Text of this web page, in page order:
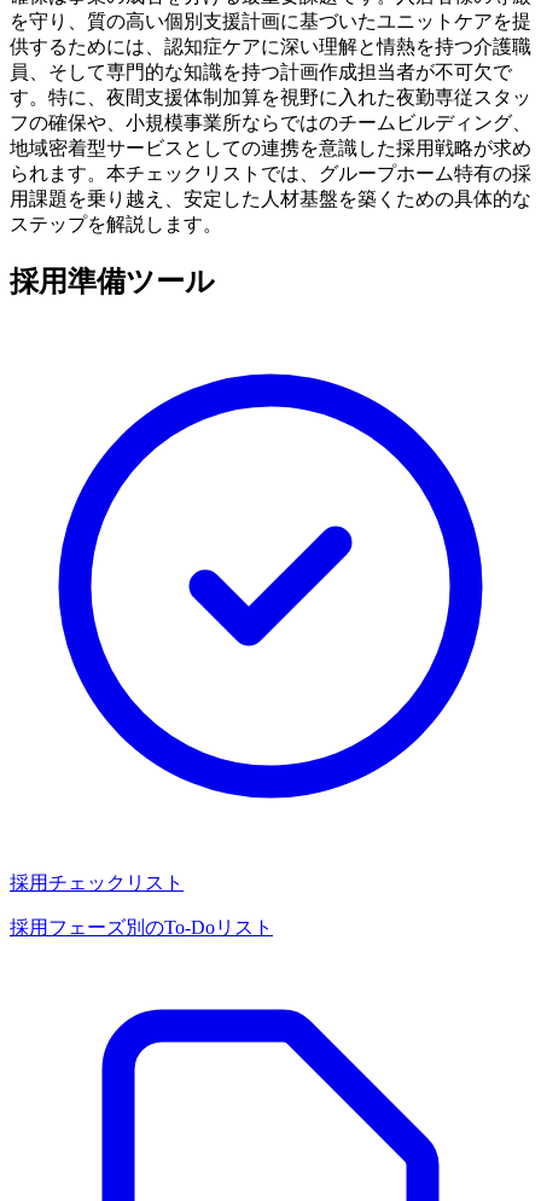
を守り、質の高い個別支援計画に基づいたユニットケアを提
供するためには、認知症ケアに深い理解と情熱を持つ介護職
員、そして専門的な知識を持つ計画作成担当者が不可欠で
す。特に、夜間支援体制加算を視野に入れた夜勤専従スタッ
フの確保や、小規模事業所ならではのチームビルディング、
地域密着型サービスとしての連携を意識した採用戦略が求め
られます。本チェックリストでは、グループホーム特有の採
用課題を乗り越え、安定した人材基盤を築くための具体的な
ステップを解説します。
採用準備ツール
採用チェックリスト
採用フェーズ別のTo-Doリスト